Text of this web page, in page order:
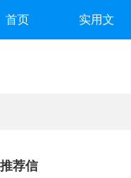
首页 实用文
荐信